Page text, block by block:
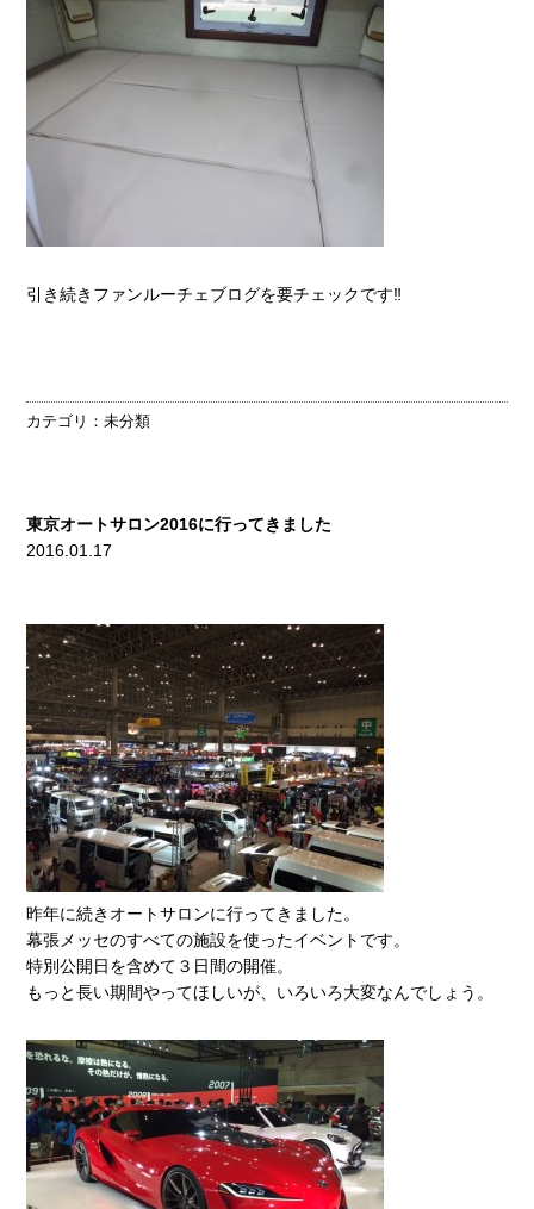
引き続きファンルーチェブログを要チェックです‼
カテゴリ：未分類
東京オートサロン2016に行ってきました
2016.01.17
昨年に続きオートサロンに行ってきました。
幕張メッセのすべての施設を使ったイベントです。
特別公開日を含めて３日間の開催。
もっと長い期間やってほしいが、いろいろ大変なんでしょう。